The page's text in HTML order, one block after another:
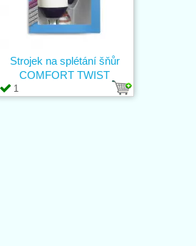
1
Strojek na splétání šňůr
COMFORT TWIST